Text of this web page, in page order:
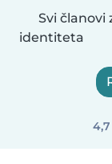
Svi članovi
identiteta